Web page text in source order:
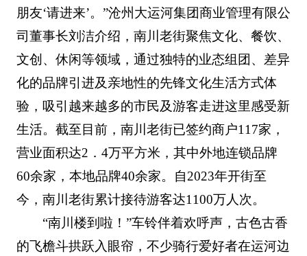
朋友‘请进来’。”沧州大运河集团商业管理有限公
司董事长刘洁介绍，南川老街聚焦文化、餐饮、
文创、休闲等领域，通过独特的业态组团、差异
化的品牌引进及亲地性的先锋文化生活方式体
验，吸引越来越多的市民及游客走进这里感受新
生活。截至目前，南川老街已签约商户117家，
营业面积达2．4万平方米，其中外地连锁品牌
60余家，本地品牌40余家。自2023年开街至
今，南川老街累计接待游客达1100万人次。
“南川楼到啦！”车铃伴着欢呼声，古色古香
的飞檐斗拱跃入眼帘，不少骑行爱好者在运河边